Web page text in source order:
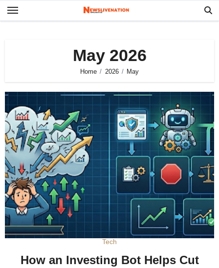
Skip
to
May 2026
Home 2026 May
Tech
How an Investing Bot Helps Cut